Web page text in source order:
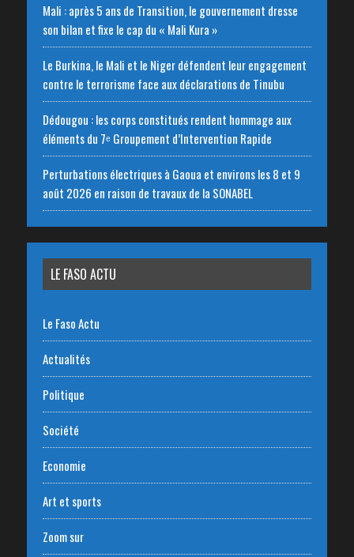
Mali : après 5 ans de Transition, le gouvernement dresse
son bilan et fixe le cap du « Mali Kura »
Le Burkina, le Mali et le Niger défendent leur engagement
contre le terrorisme face aux déclarations de Tinubu
Dédougou : les corps constitués rendent hommage aux
éléments du 7ᵉ Groupement d’Intervention Rapide
Perturbations électriques à Gaoua et environs les 8 et 9
août 2026 en raison de travaux de la SONABEL
LE FASO ACTU
Le Faso Actu
Actualités
Politique
Société
Economie
Art et sports
Zoom sur